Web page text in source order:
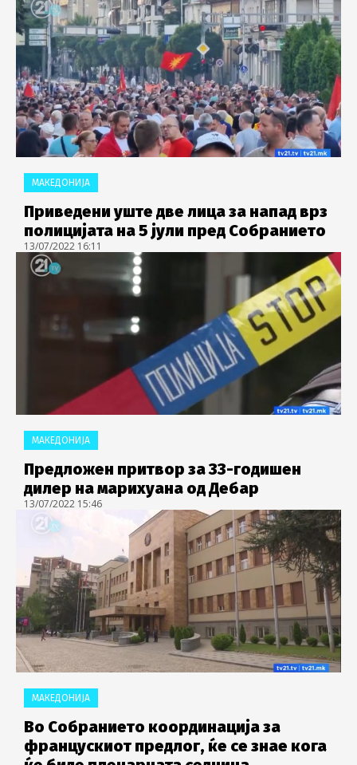
МАКЕДОНИЈА
Приведени уште две лица за напад врз
полицијата на 5 јули пред Собранието
13/07/2022 16:11
МАКЕДОНИЈА
Предложен притвор за 33-годишен
дилер на марихуана од Дебар
13/07/2022 15:46
МАКЕДОНИЈА
Во Собранието координација за
францускиот предлог, ќе се знае кога